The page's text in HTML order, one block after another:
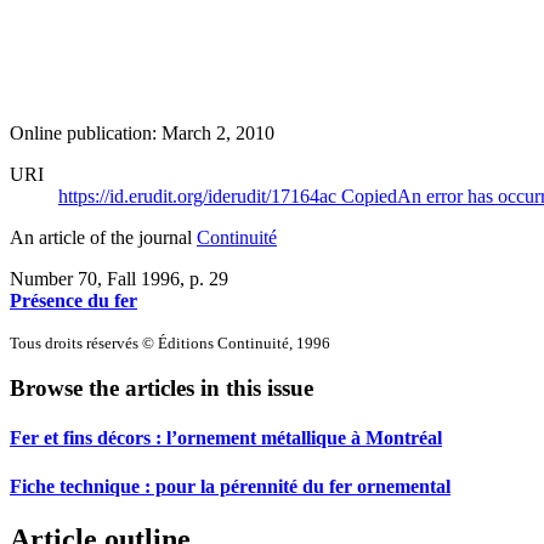
Online publication: March 2, 2010
URI
https://id.erudit.org/iderudit/17164ac CopiedAn error has
An article of the journal Continuité
Number 70, Fall 1996, p. 29
Présence du fer
Tous droits réservés © Éditions Continuité, 1996
Browse the articles in this issue
Fer et fins décors : l’ornement métallique à Montréal
Fiche technique : pour la pérennité du fer ornemental